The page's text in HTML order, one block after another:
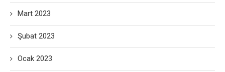
Mart 2023
Şubat 2023
Ocak 2023